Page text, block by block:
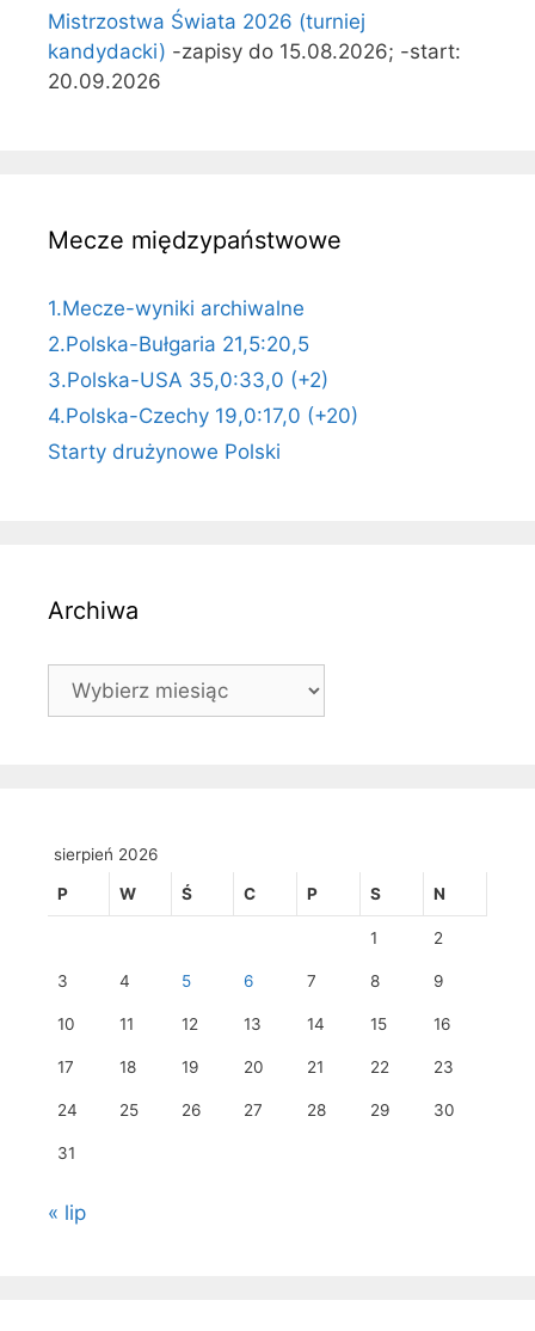
Mistrzostwa Świata 2026 (turniej
kandydacki) -zapisy do 15.08.2026; -start:
20.09.2026
Mecze międzypaństwowe
1.Mecze-wyniki archiwalne
2.Polska-Bułgaria 21,5:20,5
3.Polska-USA 35,0:33,0 (+2)
4.Polska-Czechy 19,0:17,0 (+20)
Starty drużynowe Polski
Archiwa
Archiwa
sierpień 2026
P W Ś C P S N
1 2
3 4 5 6 7 8 9
10 11 12 13 14 15 16
17 18 19 20 21 22 23
24 25 26 27 28 29 30
31
« lip